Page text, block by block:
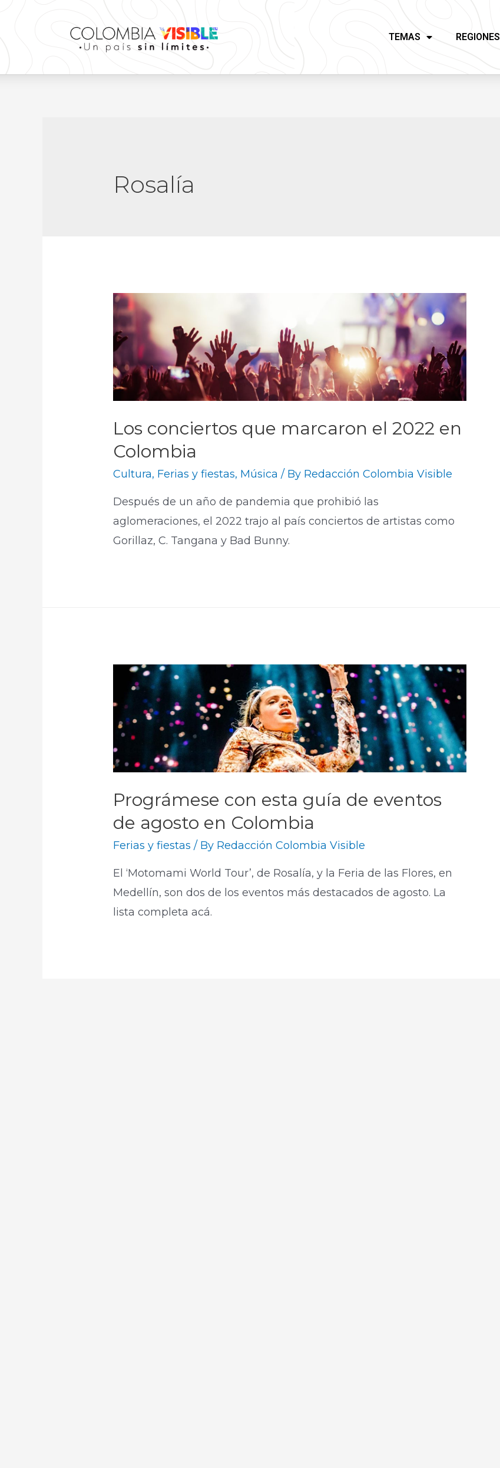
TEMAS REGIONES
Rosalía
Los conciertos que marcaron el 2022 en
Colombia
Cultura, Ferias y fiestas, Música / By Redacción Colombia Visible
Después de un año de pandemia que prohibió las
aglomeraciones, el 2022 trajo al país conciertos de artistas como
Gorillaz, C. Tangana y Bad Bunny.
Prográmese con esta guía de eventos
de agosto en Colombia
Ferias y fiestas / By Redacción Colombia Visible
El ‘Motomami World Tour’, de Rosalía, y la Feria de las Flores, en
Medellín, son dos de los eventos más destacados de agosto. La
lista completa acá.